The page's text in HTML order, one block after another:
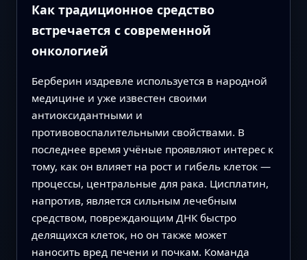
Как традиционное средство
встречается с современной
онкологией
Берберин издревле используется в народной
медицине и уже известен своими
антиоксидантными и
противовоспалительными свойствами. В
последнее время учёные проявляют интерес к
тому, как он влияет на рост и гибель клеток —
процессы, центральные для рака. Цисплатин,
напротив, является сильным лечебным
средством, повреждающим ДНК быстро
делящихся клеток, но он также может
наносить вред печени и почкам. Команда